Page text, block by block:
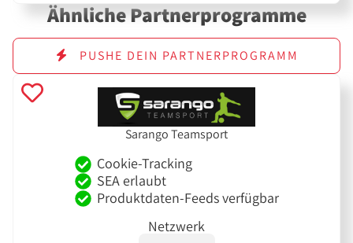
Ähnliche Partnerprogramme
PUSHE DEIN PARTNERPROGRAMM
Sarango Teamsport
Cookie-Tracking
SEA erlaubt
Produktdaten-Feeds verfügbar
Netzwerk